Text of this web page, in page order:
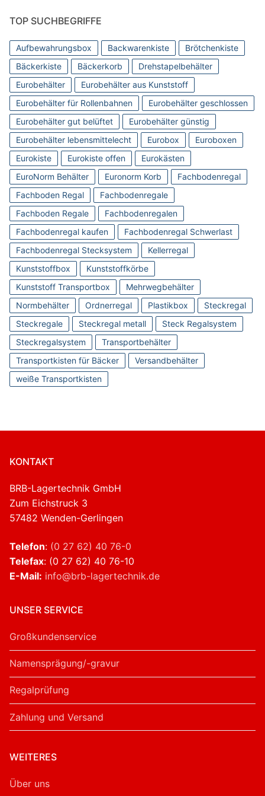
TOP SUCHBEGRIFFE
Aufbewahrungsbox Backwarenkiste
Brötchenkiste
Bäckerkiste
Bäckerkorb
Drehstapelbehälter
Eurobehälter
Eurobehälter aus Kunststoff
Eurobehälter für Rollenbahnen
Eurobehälter geschlossen
Eurobehälter gut belüftet
Eurobehälter günstig
Eurobehälter lebensmittelecht
Eurobox
Euroboxen
Eurokiste
Eurokiste offen
Eurokästen
EuroNorm Behälter
Euronorm Korb
Fachbodenregal
Fachboden Regal
Fachbodenregale
Fachboden Regale
Fachbodenregalen
Fachbodenregal kaufen
Fachbodenregal Schwerlast
Fachbodenregal Stecksystem
Kellerregal
Kunststoffbox
Kunststoffkörbe
Kunststoff Transportbox
Mehrwegbehälter
Normbehälter
Ordnerregal Plastikbox
Steckregal
Steckregale
Steckregal metall
Steck Regalsystem
Steckregalsystem
Transportbehälter
Transportkisten für Bäcker
Versandbehälter
weiße Transportkisten
KONTAKT
BRB-Lagertechnik GmbH
Zum Eichstruck 3
57482 Wenden-Gerlingen
Telefon: (0 27 62) 40 76-0
Telefax: (0 27 62) 40 76-10
E-Mail: info@brb-lagertechnik.de
UNSER SERVICE
Großkundenservice
Namensprägung/-gravur
Regalprüfung
Zahlung und Versand
WEITERES
Über uns